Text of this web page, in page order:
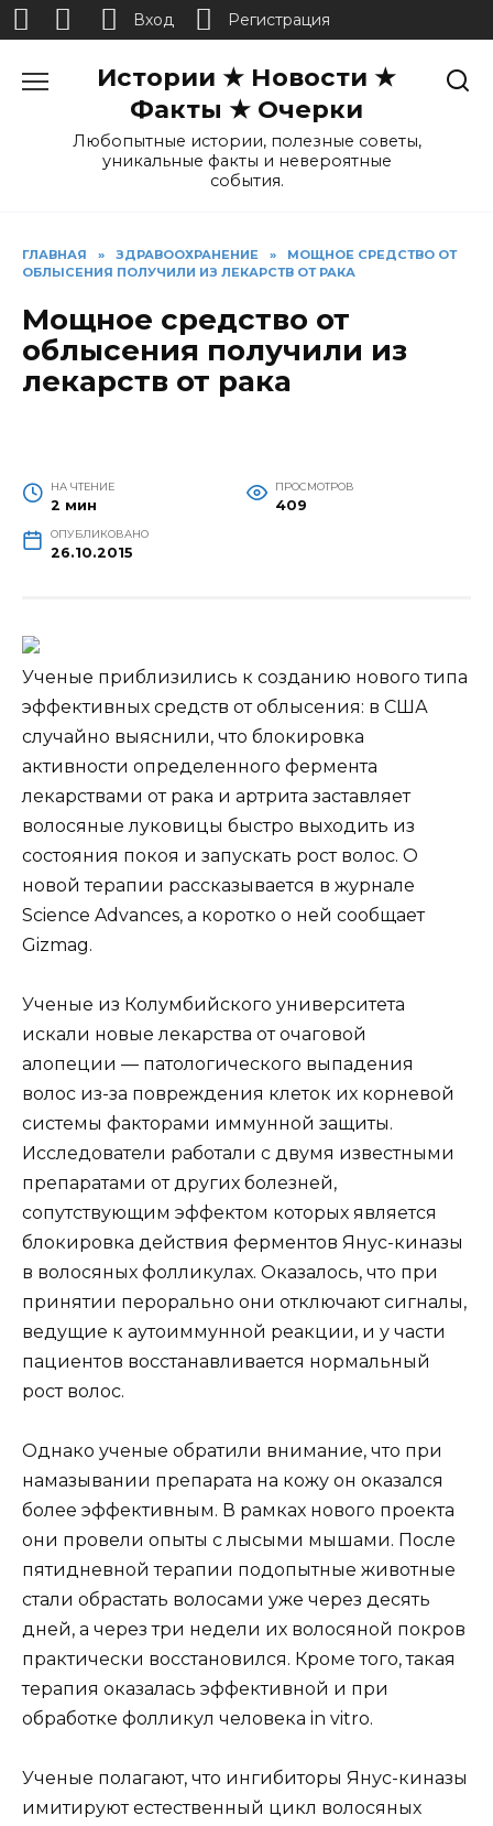
Истории ★ Новости ★
Факты ★ Очерки
Любопытные истории, полезные советы,
уникальные факты и невероятные
события.
ГЛАВНАЯ » ЗДРАВООХРАНЕНИЕ »
МОЩНОЕ СРЕДСТВО ОТ
ОБЛЫСЕНИЯ ПОЛУЧИЛИ ИЗ ЛЕКАРСТВ ОТ РАКА
Мощное средство от
облысения получили из
лекарств от рака
НА ЧТЕНИЕ
2 мин
ПРОСМОТРОВ
409
ОПУБЛИКОВАНО
26.10.2015
Ученые приблизились к созданию нового типа
эффективных средств от облысения: в США
случайно выяснили, что блокировка
активности определенного фермента
лекарствами от рака и артрита заставляет
волосяные луковицы быстро выходить из
состояния покоя и запускать рост волос. О
новой терапии рассказывается в журнале
Science Advances, а коротко о ней сообщает
Gizmag.
Ученые из Колумбийского университета
искали новые лекарства от очаговой
алопеции — патологического выпадения
волос из-за повреждения клеток их корневой
системы факторами иммунной защиты.
Исследователи работали с двумя известными
препаратами от других болезней,
сопутствующим эффектом которых является
блокировка действия ферментов Янус-киназы
в волосяных фолликулах. Оказалось, что при
принятии перорально они отключают сигналы,
ведущие к аутоиммунной реакции, и у части
пациентов восстанавливается нормальный
рост волос.
Однако ученые обратили внимание, что при
намазывании препарата на кожу он оказался
более эффективным. В рамках нового проекта
они провели опыты с лысыми мышами. После
пятидневной терапии подопытные животные
стали обрастать волосами уже через десять
дней, а через три недели их волосяной покров
практически восстановился. Кроме того, такая
терапия оказалась эффективной и при
обработке фолликул человека in vitro.
Ученые полагают, что ингибиторы Янус-киназы
имитируют естественный цикл волосяных
Вход Регистрация